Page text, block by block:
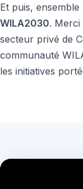
Et puis,
WILA2030. Merci
secteur privé de
communauté
les initiatives